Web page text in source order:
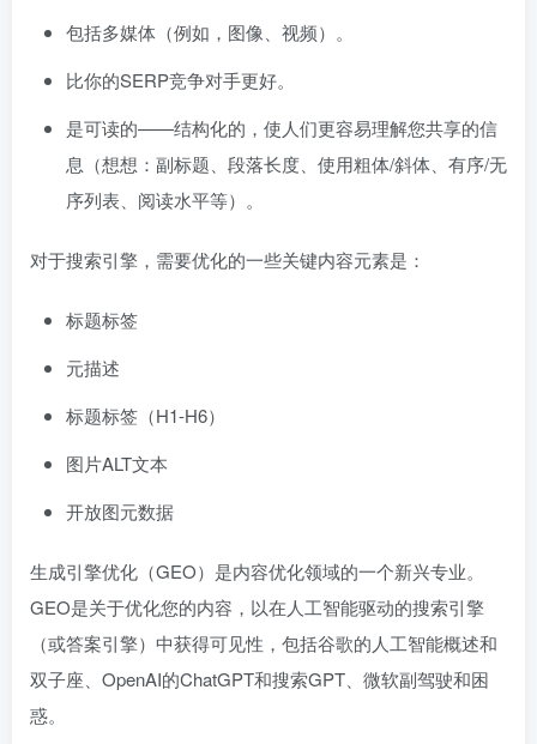
包括多媒体（例如，图像、视频）。
比你的SERP竞争对手更好。
是可读的——结构化的，使人们更容易理解您共享的信
息（想想：副标题、段落长度、使用粗体/斜体、有序/无
序列表、阅读水平等）。
对于搜索引擎，需要优化的一些关键内容元素是：
标题标签
元描述
标题标签（H1-H6）
图片ALT文本
开放图元数据
生成引擎优化（GEO）是内容优化领域的一个新兴专业。
GEO是关于优化您的内容，以在人工智能驱动的搜索引擎
（或答案引擎）中获得可见性，包括谷歌的人工智能概述和
双子座、OpenAI的ChatGPT和搜索GPT、微软副驾驶和困
惑。